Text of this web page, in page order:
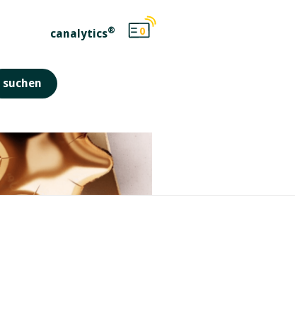
canalytics® 0